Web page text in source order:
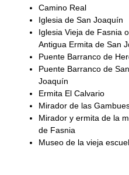
Camino Real
Iglesia de San Joaquín
Iglesia Vieja de Fasnia o
Antigua Ermita de San
Puente Barranco de
Puente Barranco de San
Joaquín
Ermita El Calvario
Mirador de las
Mirador y ermita de la
de Fasnia
Museo de la vieja